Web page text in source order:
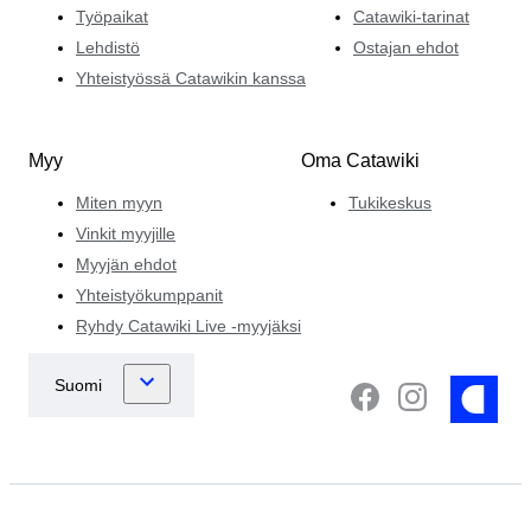
Työpaikat
Lehdistö
Yhteistyössä Catawikin kanssa
Catawiki-tarinat
Ostajan ehdot
Myy
Miten myyn
Vinkit myyjille
Myyjän ehdot
Yhteistyökumppanit
Ryhdy Catawiki Live -myyjäksi
Oma Catawiki
Tukikeskus